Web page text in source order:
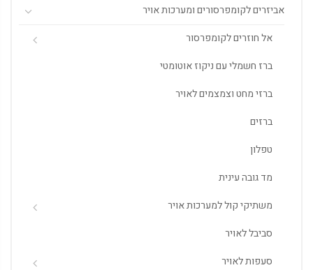
אביזרים לקומפרסורים ומערכות אויר
אל חוזרים לקומפרסור
ברז חשמלי עם ניקוז אוטומטי
ברזי מחט וצמצמים לאויר
ברזים
טפלון
מד גובה עינית
משתיקי קול למערכות אויר
סביבל לאויר
סעפות לאויר